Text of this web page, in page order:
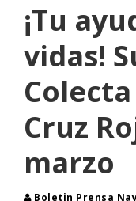
¡Tu
vidas!
Cruz
marzo
Boletin Prensa